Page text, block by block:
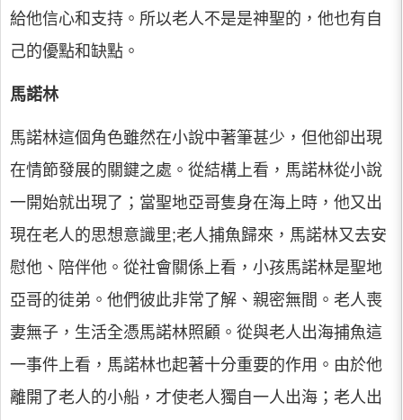
給他信心和支持。所以老人不是是神聖的，他也有自
己的優點和缺點。
馬諾林
馬諾林這個角色雖然在小說中著筆甚少，但他卻出現
在情節發展的關鍵之處。從結構上看，馬諾林從小說
一開始就出現了；當聖地亞哥隻身在海上時，他又出
現在老人的思想意識里;老人捕魚歸來，馬諾林又去安
慰他、陪伴他。從社會關係上看，小孩馬諾林是聖地
亞哥的徒弟。他們彼此非常了解、親密無間。老人喪
妻無子，生活全憑馬諾林照顧。從與老人出海捕魚這
一事件上看，馬諾林也起著十分重要的作用。由於他
離開了老人的小船，才使老人獨自一人出海；老人出